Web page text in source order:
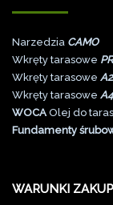
Narzedzia CAMO
Wkręty tarasowe
Wkręty tarasowe
Wkręty tarasowe
WOCAOlej do
Fundamenty
WARUNKI